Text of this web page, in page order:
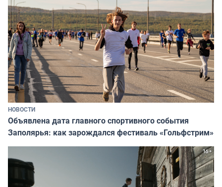
НОВОСТИ
Объявлена дата главного спортивного события
Заполярья: как зарождался фестиваль «Гольфстрим»